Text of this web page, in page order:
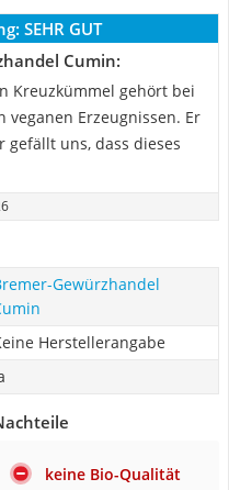
SEHR GUT
Cumin:
Kreuzkümmel gehört bei
veganen Erzeugnissen. Er
gefällt uns, dass dieses
Gewürzhandel
Herstellerangabe
keine Bio-Qualität